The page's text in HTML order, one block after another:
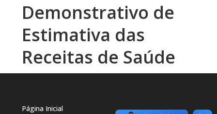
Demonstrativo de
Estimativa das
Receitas de Saúde
Página Inicial